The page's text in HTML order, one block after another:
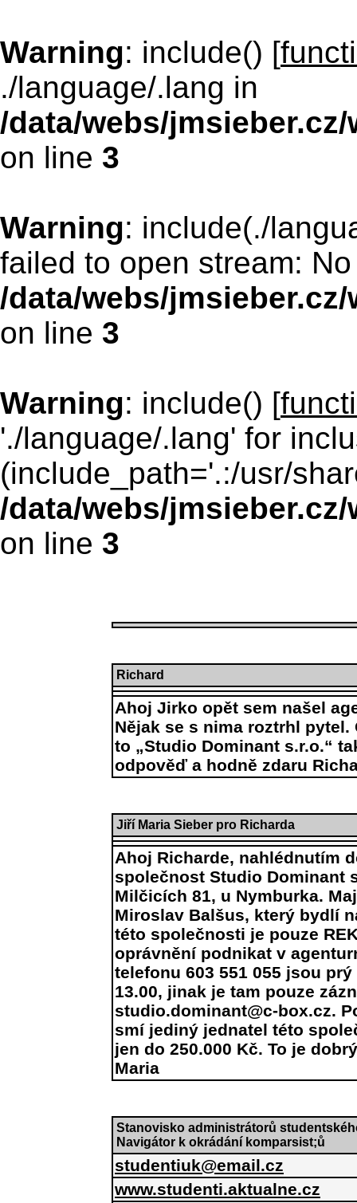
Warning: include() [
./language/.lang in
/data/webs/
on line 3
Warning: include(./
failed to open stream:
/data/webs/
on line 3
Warning: include() [
'./language/.lang' for
(include_path='.:/usr/
/data/webs/
on line 3
Richard
Ahoj Jirko opět sem našel
Nějak se s nima roztrhl
to „Studio Dominant s.r.o.“
odpověď a hodně zdaru
Jiří Maria Sieber pro Richarda
Ahoj Richarde, nahlédnutím
společnost Studio Dominant
Milčicích 81, u Nymburka.
Miroslav Balšus, který bydlí
této společnosti je pouze
oprávnění podnikat v
telefonu 603 551 055 jsou
13.00, jinak je tam pouze
studio.dominant@c-box.cz.
smí jediný jednatel této
jen do 250.000 Kč. To je
Maria
Stanovisko administrátorů
Navigátor k okrádání komparsist;ů
studentiuk@email.cz
www.studenti.aktualne.cz